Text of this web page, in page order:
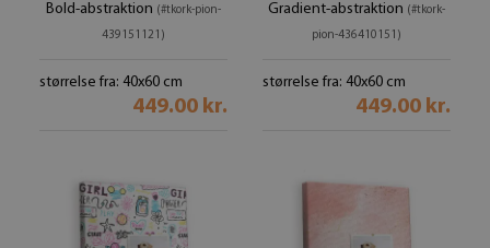
Bold-abstraktion (#tkork-pion-
439151121)
størrelse fra: 40x60 cm
449.00 kr.
Gradient-abstraktion (#tkork-
pion-436410151)
størrelse fra: 40x60 cm
449.00 kr.